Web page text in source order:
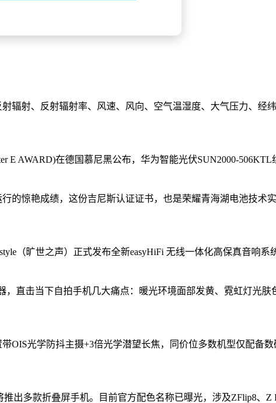
辐射、反射辐射率、风速、风向、空气温湿度、大气压力、经
E AWARD)在德国慕尼黑公布，华为智能光伏SUN2000-
的惊艳成绩，这份吉尼斯认证证书，也是荣耀青海湖电池技术
（旷世之声）正式发布全新easyHiFi 无线一体化高保真音响
直击当下自拍手机几大痛点：暖光环境面部发黄、霓虹灯光
OIS光学防抖主摄+3倍光学潜望长焦，同价位多数机型仅配备
出多款折叠屏手机。目前官方配色名称已曝光，涉及ZFlip8、Z